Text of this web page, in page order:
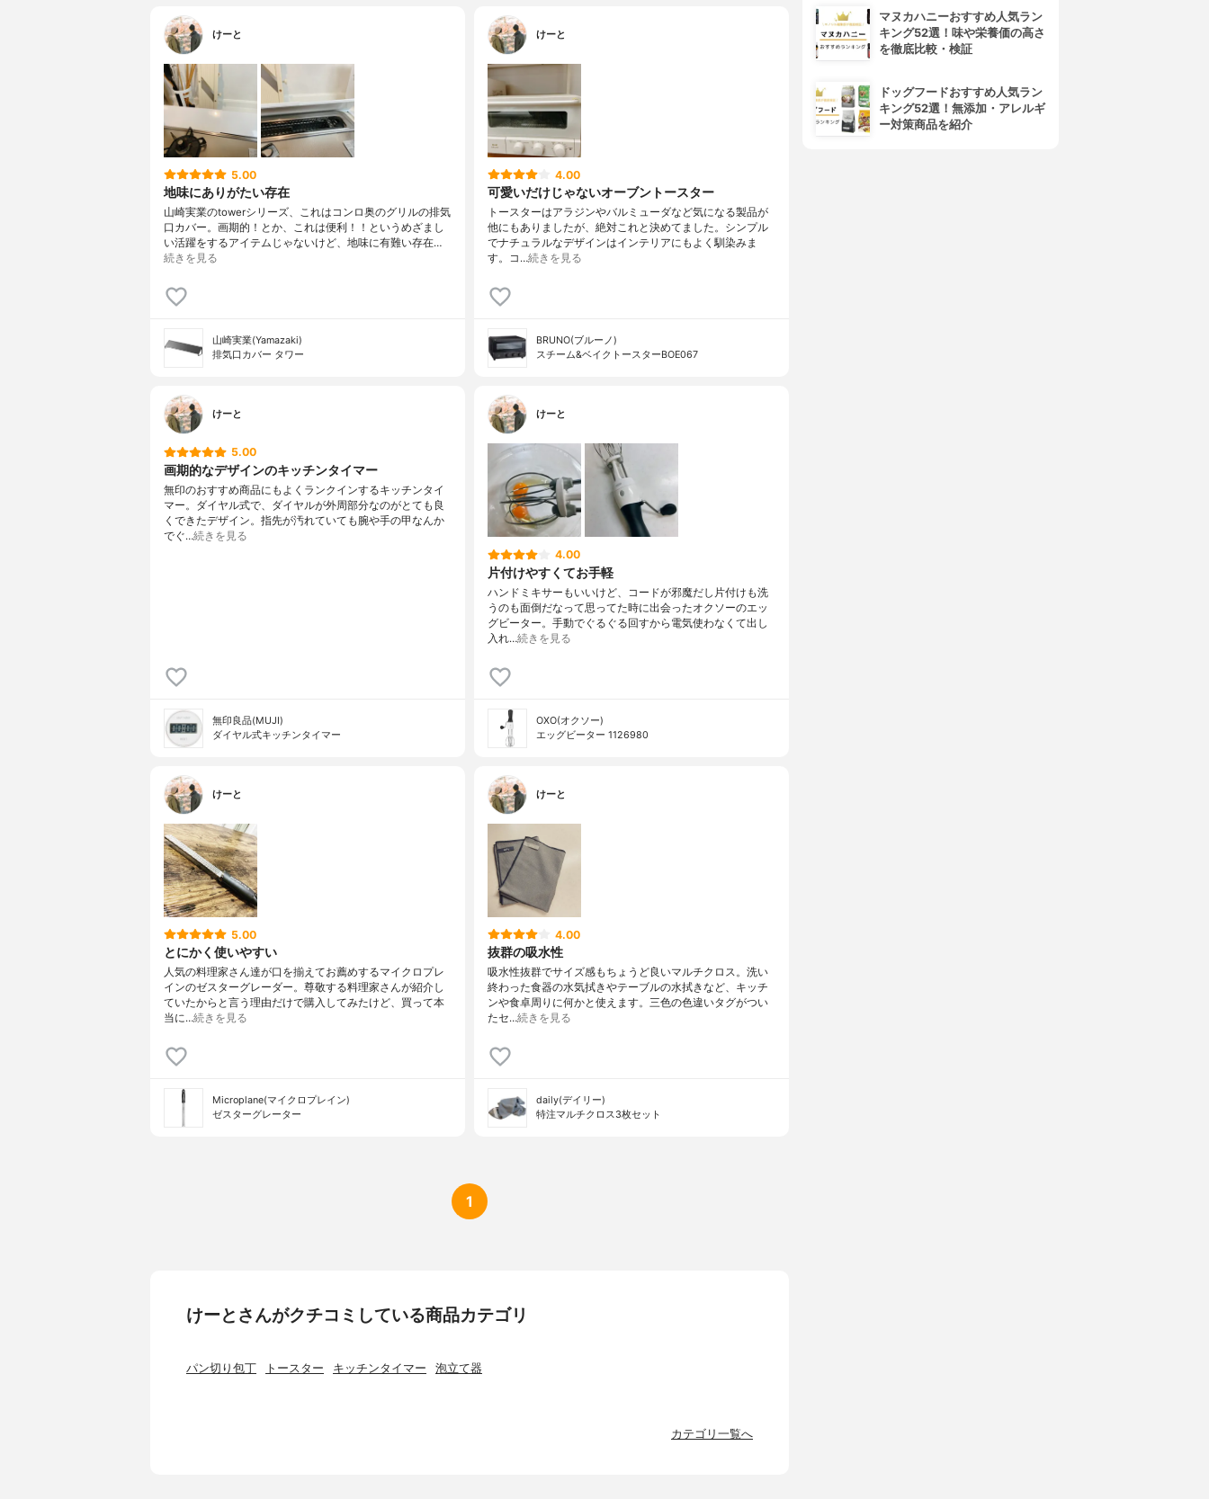
けーと
5.00
地味にありがたい存在
山崎実業のtowerシリーズ、これはコンロ奥のグリルの排気
口カバー。画期的！とか、これは便利！！というめざまし
い活躍をするアイテムじゃないけど、地味に有難い存在…
続きを見る
山崎実業(Yamazaki)
排気口カバー タワー
けーと
4.00
可愛いだけじゃないオーブントースター
トースターはアラジンやバルミューダなど気になる製品が
他にもありましたが、絶対これと決めてました。シンプル
でナチュラルなデザインはインテリアにもよく馴染みま
す。コ…続きを見る
BRUNO(ブルーノ)
スチーム&ベイクトースターBOE067
けーと
5.00
画期的なデザインのキッチンタイマー
無印のおすすめ商品にもよくランクインするキッチンタイ
マー。ダイヤル式で、ダイヤルが外周部分なのがとても良
くできたデザイン。指先が汚れていても腕や手の甲なんか
でぐ…続きを見る
無印良品(MUJI)
ダイヤル式キッチンタイマー
けーと
4.00
片付けやすくてお手軽
ハンドミキサーもいいけど、コードが邪魔だし片付けも洗
うのも面倒だなって思ってた時に出会ったオクソーのエッ
グビーター。手動でぐるぐる回すから電気使わなくて出し
入れ…続きを見る
OXO(オクソー)
エッグビーター 1126980
けーと
5.00
とにかく使いやすい
人気の料理家さん達が口を揃えてお薦めするマイクロプレ
インのゼスターグレーダー。尊敬する料理家さんが紹介し
ていたからと言う理由だけで購入してみたけど、買って本
当に…続きを見る
Microplane(マイクロプレイン)
ゼスターグレーター
けーと
4.00
抜群の吸水性
吸水性抜群でサイズ感もちょうど良いマルチクロス。洗い
終わった食器の水気拭きやテーブルの水拭きなど、キッチ
ンや食卓周りに何かと使えます。三色の色違いタグがつい
たセ…続きを見る
daily(デイリー)
特注マルチクロス3枚セット
1
けーとさんがクチコミしている商品カテゴリ
パン切り包丁 トースター キッチンタイマー 泡立て器
カテゴリ一覧へ
マヌカハニーおすすめ人気ラン
キング52選！味や栄養価の高さ
を徹底比較・検証
ドッグフードおすすめ人気ラン
キング52選！無添加・アレルギ
ー対策商品を紹介